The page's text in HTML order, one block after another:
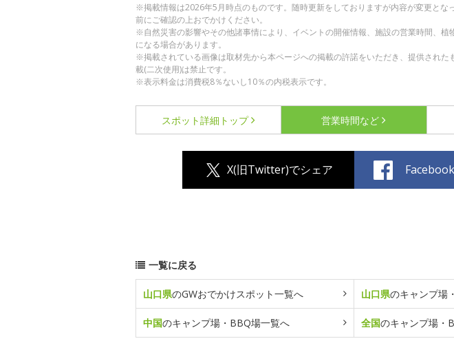
※掲載情報は2026年5月時点のものです。随時更新をしておりますが内容が変更とな
前にご確認の上おでかけください。
※自然災害の影響やその他諸事情により、イベントの開催情報、施設の営業時間、植
になる場合があります。
※掲載されている画像は取材先から本ページへの掲載の許諾をいただき、提供された
載(二次使用)は禁止です。
※表示料金は消費税8％ないし10％の内税表示です。
スポット詳細 トップ 営業時間など
X(旧Twitter)でシェア
一覧に戻る
山口県のGWおでかけスポット一覧へ 山口県のキャンプ場
中国のキャンプ場・BBQ場一覧へ 全国のキャンプ場・